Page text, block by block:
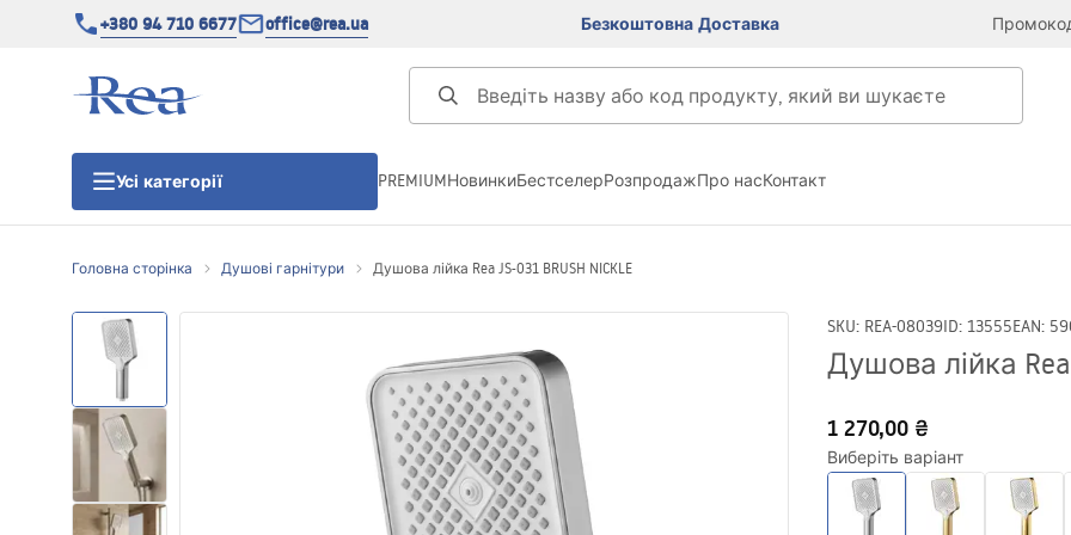
+380 94 710 6677 office@rea.ua Безкоштовна Доставка
Усі категорії
Душові лінійні зливи
PREMIUMНовинкиБестселерРозпродажПро насКонтакт
Головна сторінка Душові гарнітури Душова лійка Rea JS-031 BRUSH NICKLE
SKU: REA-08039ID: 13555EAN:
Душова лійка Rea
1 270,00 ₴
Виберіть варіант